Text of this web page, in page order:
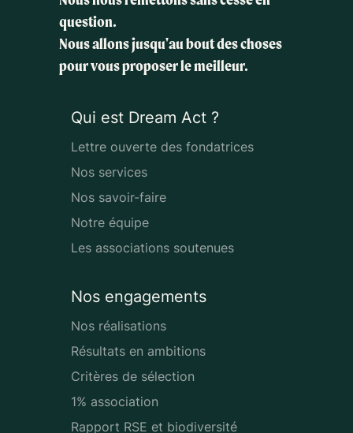
question.
Nous allons jusqu'au bout des choses
pour vous proposer le meilleur.
Qui est Dream Act ?
Lettre ouverte des fondatrices
Nos services
Nos savoir-faire
Notre équipe
Les associations soutenues
Nos engagements
Nos réalisations
Résultats en ambitions
Critères de sélection
1% association
Rapport RSE et biodiversité